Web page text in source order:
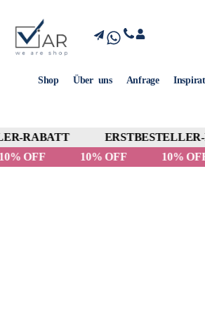
Shop Über uns Anfrage
RABATT ERSTBESTELLER-
10% OFF
10% OFF 10%